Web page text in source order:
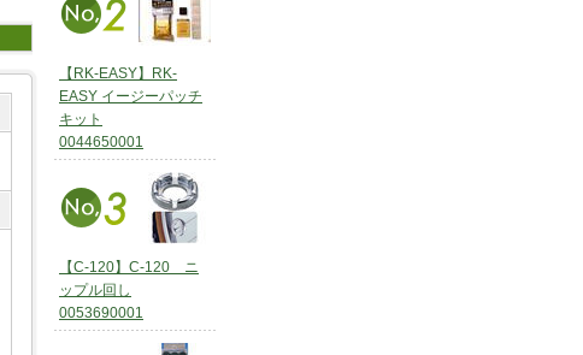
【RK-EASY】RK-
EASY イージーパッチ
キット
0044650001
【C-120】C-120 ニ
ップル回し
0053690001